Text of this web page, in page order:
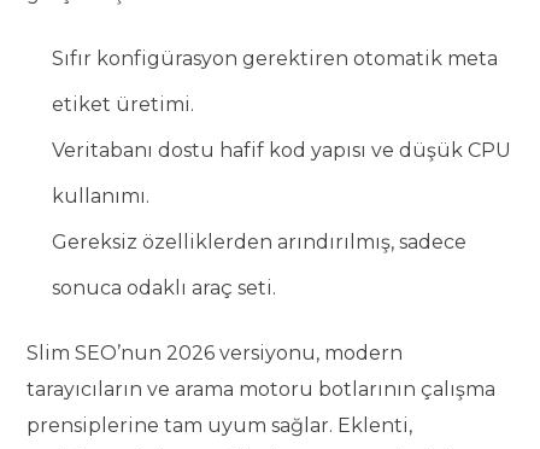
Sıfır konfigürasyon gerektiren otomatik meta
etiket üretimi.
Veritabanı dostu hafif kod yapısı ve düşük CPU
kullanımı.
Gereksiz özelliklerden arındırılmış, sadece
sonuca odaklı araç seti.
Slim SEO’nun 2026 versiyonu, modern
tarayıcıların ve arama motoru botlarının çalışma
prensiplerine tam uyum sağlar. Eklenti,